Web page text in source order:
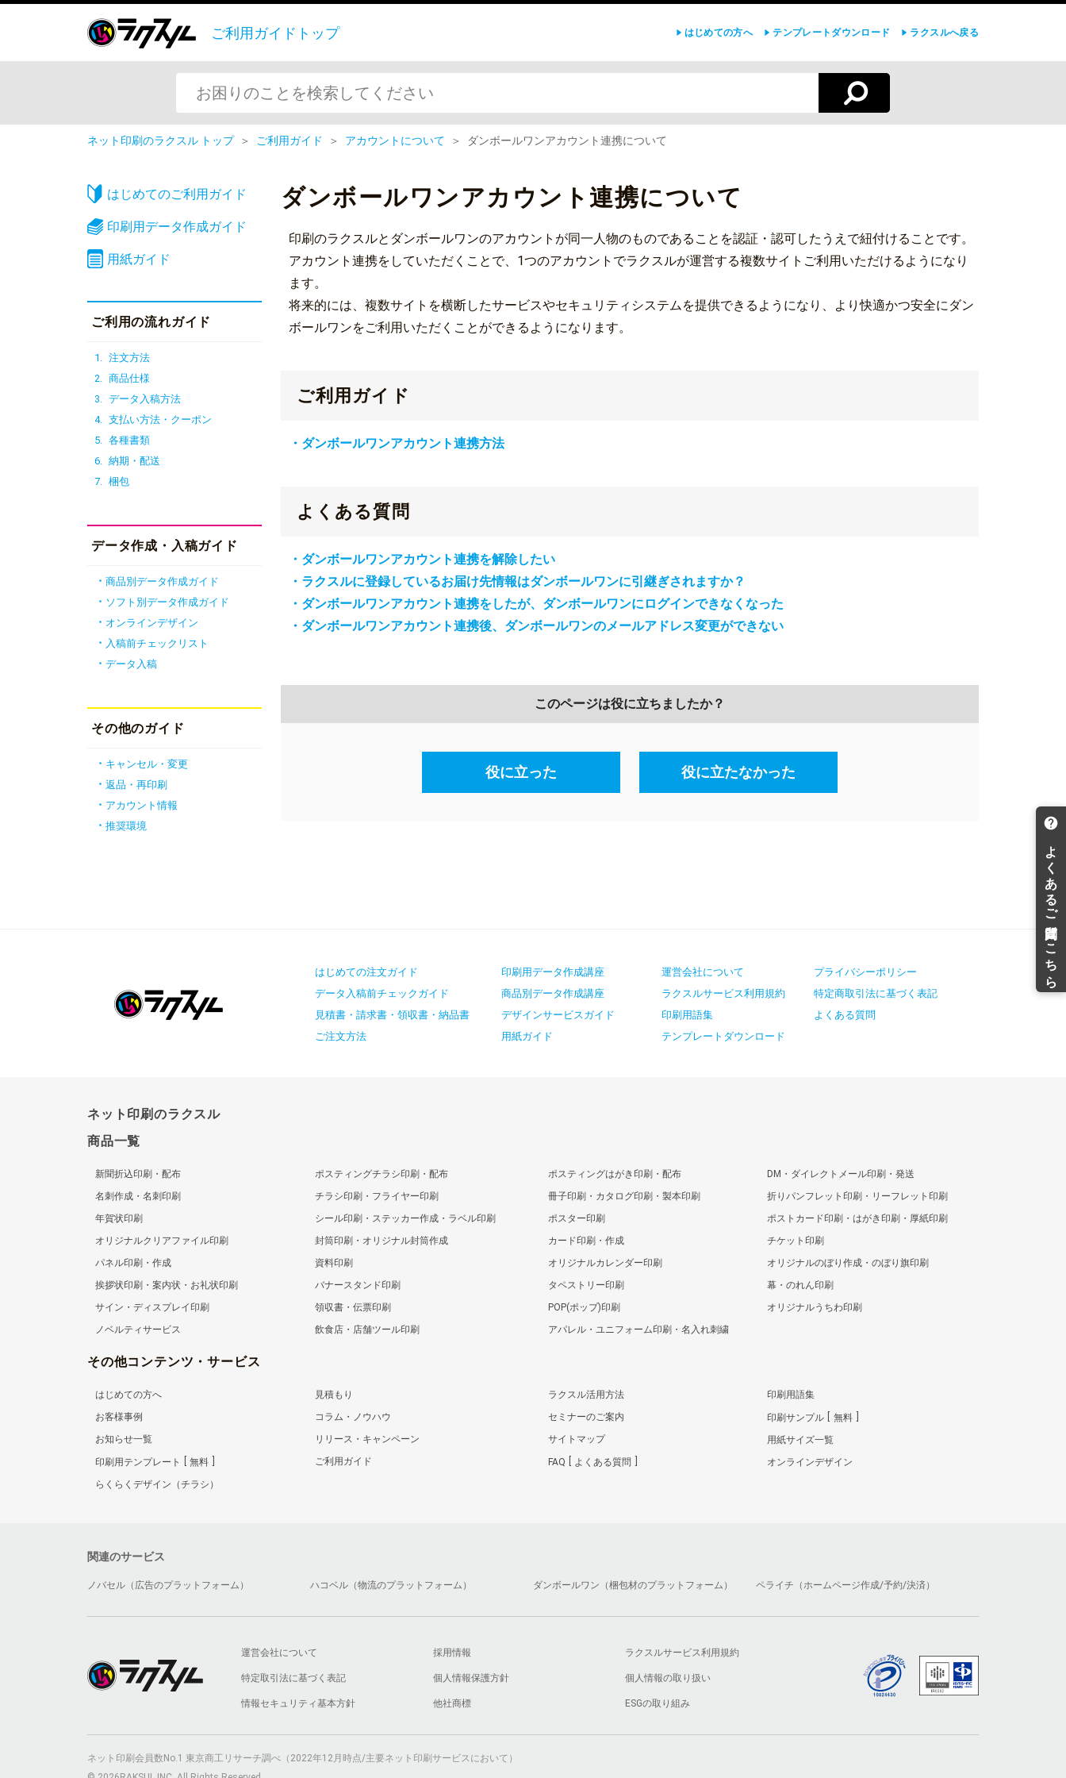
ご利用ガイドトップ はじめての方へ テンプレートダウンロード ラクスルへ戻る
ネット印刷のラクスル トップ ＞ ご利用ガイド ＞ アカウントについて ＞ ダンボールワンアカウント連携について
ダンボールワンアカウント連携について
印刷のラクスルとダンボールワンのアカウントが同一人物のものであることを認証・認可したうえで紐付けることです。
アカウント連携をしていただくことで、1つのアカウントでラクスルが運営する複数サイトご利用いただけるようになり
ます。
将来的には、複数サイトを横断したサービスやセキュリティシステムを提供できるようになり、より快適かつ安全にダン
ボールワンをご利用いただくことができるようになります。
ご利用ガイド
・ダンボールワンアカウント連携方法
よくある質問
・ダンボールワンアカウント連携を解除したい
・ラクスルに登録しているお届け先情報はダンボールワンに引継ぎされますか？
・ダンボールワンアカウント連携をしたが、ダンボールワンにログインできなくなった
・ダンボールワンアカウント連携後、ダンボールワンのメールアドレス変更ができない
このページは役に立ちましたか？
役に立った 役に立たなかった
はじめてのご利用ガイド
印刷用データ作成ガイド
用紙ガイド
ご利用の流れガイド
1. 注文方法
2. 商品仕様
3. データ入稿方法
4. 支払い方法・クーポン
5. 各種書類
6. 納期・配送
7. 梱包
データ作成・入稿ガイド
商品別データ作成ガイド
ソフト別データ作成ガイド
オンラインデザイン
入稿前チェックリスト
データ入稿
その他のガイド
キャンセル・変更
返品・再印刷
アカウント情報
推奨環境
はじめての注文ガイド
データ入稿前チェックガイド
見積書・請求書・領収書・納品書
ご注文方法
印刷用データ作成講座
商品別データ作成講座
デザインサービスガイド
用紙ガイド
運営会社について
ラクスルサービス利用規約
印刷用語集
テンプレートダウンロード
プライバシーポリシー
特定商取引法に基づく表記
よくある質問
ネット印刷のラクスル
商品一覧
新聞折込印刷・配布
名刺作成・名刺印刷
年賀状印刷
オリジナルクリアファイル印刷
パネル印刷・作成
挨拶状印刷・案内状・お礼状印刷
サイン・ディスプレイ印刷
ノベルティサービス
ポスティングチラシ印刷・配布
チラシ印刷・フライヤー印刷
シール印刷・ステッカー作成・ラベル印刷
封筒印刷・オリジナル封筒作成
資料印刷
バナースタンド印刷
領収書・伝票印刷
飲食店・店舗ツール印刷
ポスティングはがき印刷・配布
冊子印刷・カタログ印刷・製本印刷
ポスター印刷
カード印刷・作成
オリジナルカレンダー印刷
タペストリー印刷
POP(ポップ)印刷
アパレル・ユニフォーム印刷・名入れ刺繍
DM・ダイレクトメール印刷・発送
折りパンフレット印刷・リーフレット印刷
ポストカード印刷・はがき印刷・厚紙印刷
チケット印刷
オリジナルのぼり作成・のぼり旗印刷
幕・のれん印刷
オリジナルうちわ印刷
その他コンテンツ・サービス
はじめての方へ
お客様事例
お知らせ一覧
印刷用テンプレート
無料
らくらくデザイン（チラシ）
見積もり
コラム・ノウハウ
リリース・キャンペーン
ご利用ガイド
ラクスル活用方法
セミナーのご案内
サイトマップ
FAQ よくある質問
印刷用語集
印刷サンプル
無料
用紙サイズ一覧
オンラインデザイン
関連のサービス
ノバセル（広告のプラットフォーム） ハコベル（物流のプラットフォーム） ダンボールワン（梱包材のプラットフォーム） ペライチ（ホームページ作成/予約/決済）
運営会社について 採用情報 ラクスルサービス利用規約
特定取引法に基づく表記 個人情報保護方針 個人情報の取り扱い
情報セキュリティ基本方針 他社商標 ESGの取り組み
ネット印刷会員数No.1 東京商工リサーチ調べ（2022年12月時点/主要ネット印刷サービスにおいて）